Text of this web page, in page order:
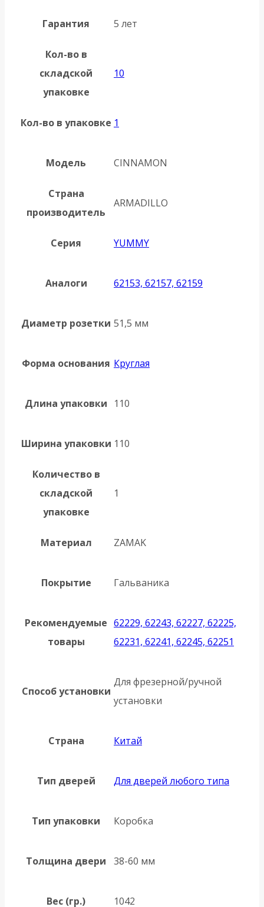
Гарантия 5 лет
Кол-во в
складской
упаковке
10
Кол-во в упаковке 1
Модель CINNAMON
Страна
производитель
ARMADILLO
Серия YUMMY
Аналоги 62153, 62157, 62159
Диаметр розетки 51,5 мм
Форма основания Круглая
Длина упаковки 110
Ширина упаковки 110
Количество в
складской
упаковке
1
Материал ZAMAK
Покрытие Гальваника
Рекомендуемые
товары
62229, 62243, 62227, 62225,
62231, 62241, 62245, 62251
Способ установки
Для фрезерной/ручной
установки
Страна Китай
Тип дверей Для дверей любого типа
Тип упаковки Коробка
Толщина двери 38-60 мм
Вес (гр.) 1042